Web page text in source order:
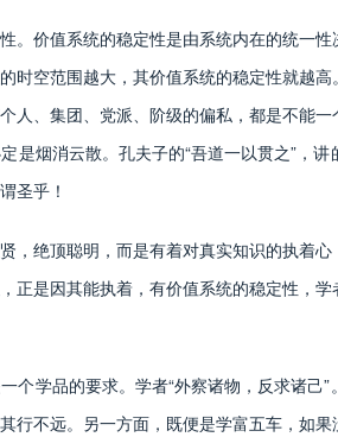
价值系统的稳定性是由系统内在的统一
空范围越大，其价值系统的稳定性就越
、集团、党派、阶级的偏私，都是不能
烟消云散。孔夫子的“吾道一以贯之”，
圣乎！
绝顶聪明，而是有着对真实知识的执着
是因其能执着，有价值系统的稳定性，
学品的要求。学者“外察诸物，反求诸己
不远。另一方面，既便是学富五车，如